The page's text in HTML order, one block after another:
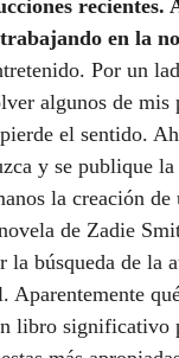
en la
Por un
algunos de
el sentido.
y se publique
la creación
de Zadie
la búsqueda de
Aparentemente
libro